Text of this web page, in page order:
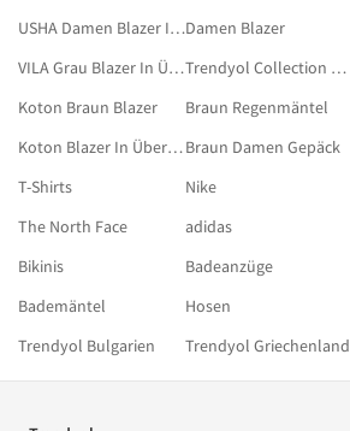
USHA Damen Blazer In ÜbergrößeDamen Blazer
VILA Grau Blazer In Übergröße
Trendyol Collection Braun Blazer & Westen
Koton Braun Blazer
Braun Regenmäntel
Koton Blazer In ÜbergrößeBraun Damen Gepäck
T-Shirts
Nike
The North Face
adidas
Bikinis
Badeanzüge
Bademäntel
Hosen
Trendyol Bulgarien
Trendyol Griechenland